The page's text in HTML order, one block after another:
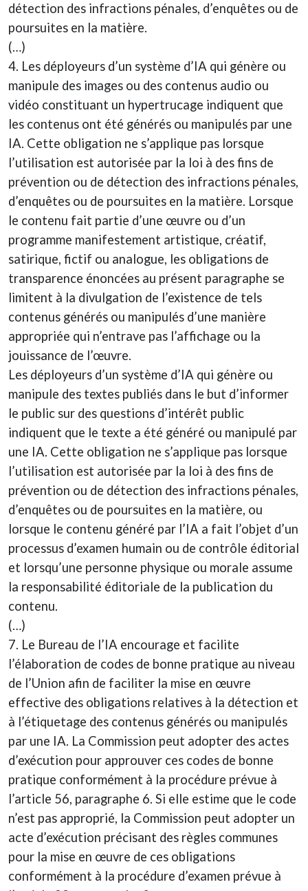
détection des infractions pénales, d’enquêtes ou de
poursuites en la matière.
(…)
4. Les déployeurs d’un système d’IA qui génère ou
manipule des images ou des contenus audio ou
vidéo constituant un hypertrucage indiquent que
les contenus ont été générés ou manipulés par une
IA. Cette obligation ne s’applique pas lorsque
l’utilisation est autorisée par la loi à des fins de
prévention ou de détection des infractions pénales,
d’enquêtes ou de poursuites en la matière. Lorsque
le contenu fait partie d’une œuvre ou d’un
programme manifestement artistique, créatif,
satirique, fictif ou analogue, les obligations de
transparence énoncées au présent paragraphe se
limitent à la divulgation de l’existence de tels
contenus générés ou manipulés d’une manière
appropriée qui n’entrave pas l’affichage ou la
jouissance de l’œuvre.
Les déployeurs d’un système d’IA qui génère ou
manipule des textes publiés dans le but d’informer
le public sur des questions d’intérêt public
indiquent que le texte a été généré ou manipulé par
une IA. Cette obligation ne s’applique pas lorsque
l’utilisation est autorisée par la loi à des fins de
prévention ou de détection des infractions pénales,
d’enquêtes ou de poursuites en la matière, ou
lorsque le contenu généré par l’IA a fait l’objet d’un
processus d’examen humain ou de contrôle éditorial
et lorsqu’une personne physique ou morale assume
la responsabilité éditoriale de la publication du
contenu.
(…)
7. Le Bureau de l’IA encourage et facilite
l’élaboration de codes de bonne pratique au niveau
de l’Union afin de faciliter la mise en œuvre
effective des obligations relatives à la détection et
à l’étiquetage des contenus générés ou manipulés
par une IA. La Commission peut adopter des actes
d’exécution pour approuver ces codes de bonne
pratique conformément à la procédure prévue à
l’article 56, paragraphe 6. Si elle estime que le code
n’est pas approprié, la Commission peut adopter un
acte d’exécution précisant des règles communes
pour la mise en œuvre de ces obligations
conformément à la procédure d’examen prévue à